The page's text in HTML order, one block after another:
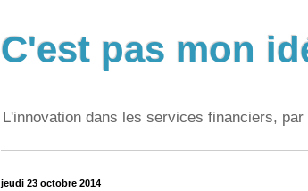
C'est pas mon
L'innovation dans les services financiers, par
jeudi 23 octobre 2014